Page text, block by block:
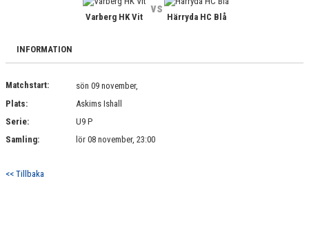
BILDGALLERI
KONTAKT
Varberg HK Vit
vs
Härryda HC Blå
INFORMATION
Matchstart:
sön 09 november,
Plats:
Askims Ishall
Serie:
U9 P
Samling:
lör 08 november, 23:00
<< Tillbaka